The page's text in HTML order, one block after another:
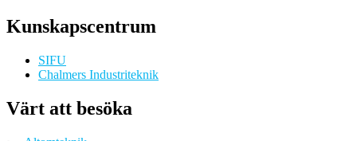
Kunskapscentrum
SIFU
Chalmers Industriteknik
Värt att besöka